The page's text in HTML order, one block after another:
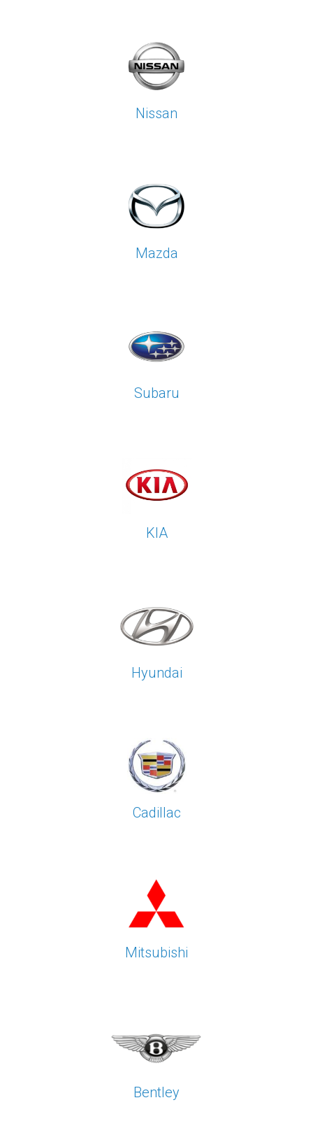
Nissan
Mazda
Subaru
KIA
Hyundai
Cadillac
Mitsubishi
Bentley